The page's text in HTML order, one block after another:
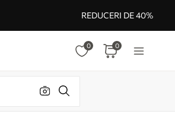
REDUCERI DE 40%
0 0